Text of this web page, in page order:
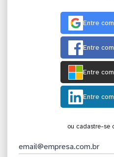
Entre
Entre
Entre
Entre
ou cadastre-se